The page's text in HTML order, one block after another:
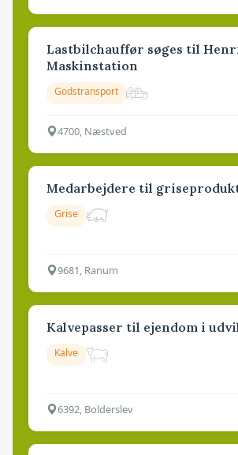
Lastbilchauffør søges til
Maskinstation
Godstransport
4700, Næstved
Medarbejdere til
Grise
9681, Ranum
Kalvepasser til ejendom i
Kalve
6392, Bolderslev